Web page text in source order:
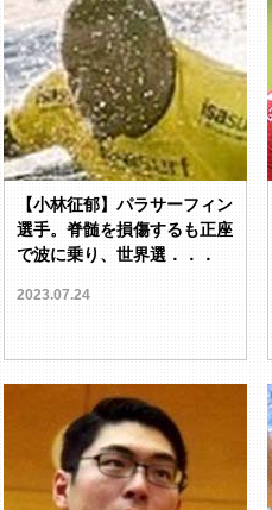
【小林征郁】パラサーフィン
選手。脊髄を損傷するも正座
で波に乗り、世界選．．．
2023.07.24